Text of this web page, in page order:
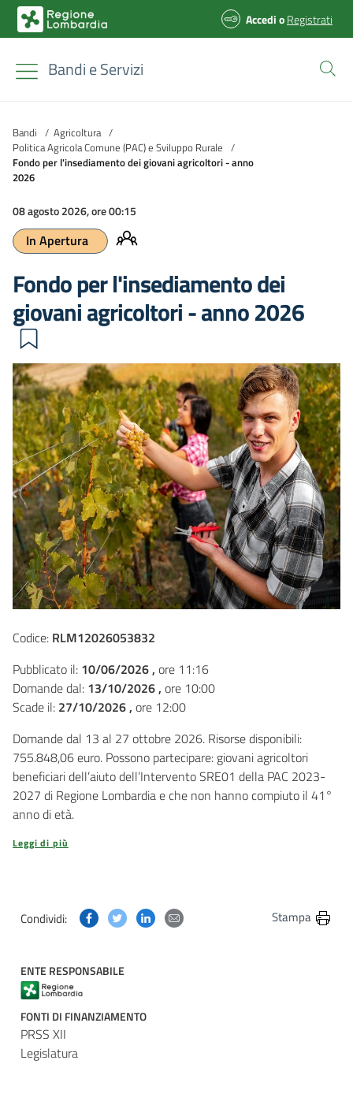
AccedioRegistrati
Bandi e Servizi
Bandi / Agricoltura /
Politica Agricola Comune (PAC) e Sviluppo Rurale /
Fondo per l'insediamento dei giovani agricoltori - anno
2026
08 agosto 2026, ore 00:15
In Apertura
Fondo per l'insediamento dei
giovani agricoltori - anno 2026
Codice: RLM12026053832
Pubblicato il: 10/06/2026 , ore 11:16
Domande dal: 13/10/2026 , ore 10:00
Scade il: 27/10/2026 , ore 12:00
Domande dal 13 al 27 ottobre 2026. Risorse disponibili:
755.848,06 euro. Possono partecipare: giovani agricoltori
beneficiari dell’aiuto dell’Intervento SRE01 della PAC 2023-
2027 di Regione Lombardia e che non hanno compiuto il 41°
anno di età.
Leggi di più
Condividi: Condividi questa pagina su Facebook
Condividi questa pagina su Twitter
Condividi questa pagina su Linkedin
Condividi questa pagina via
Stampa
ENTE RESPONSABILE
FONTI DI FINANZIAMENTO
PRSS XII
Legislatura